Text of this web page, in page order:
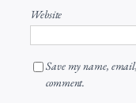
Website
Save my name,
comment.